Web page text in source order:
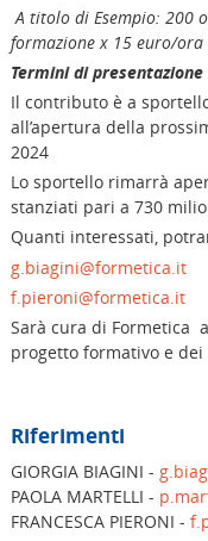
A titolo di Esempio: 200
formazione x 15 euro/
Termini di
Il contributo è a
all’apertura della
2024
Lo sportello rimarrà
stanziati pari a 730
Quanti interessati,
g.biagini@formetica.it
f.pieroni@formetica.it
Sarà cura di Formetica
progetto formativo e
Riferimenti
GIORGIA BIAGINI -
PAOLA MARTELLI -
FRANCESCA PIERONI -